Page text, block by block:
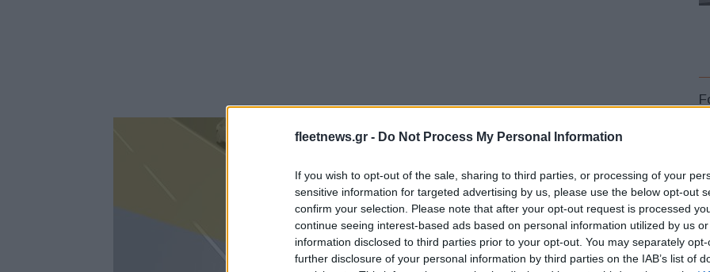
fleetnews.gr - Do Not Process My Personal Information
If you wish to opt-out of the sale, sharing to third parties, or processing of your
sensitive information for targeted advertising by us, please use the below opt-out
confirm your selection. Please note that after your opt-out request is processed
continue seeing interest-based ads based on personal information utilized by us
information disclosed to third parties prior to your opt-out. You may separately
further disclosure of your personal information by third parties on the IAB’s list of